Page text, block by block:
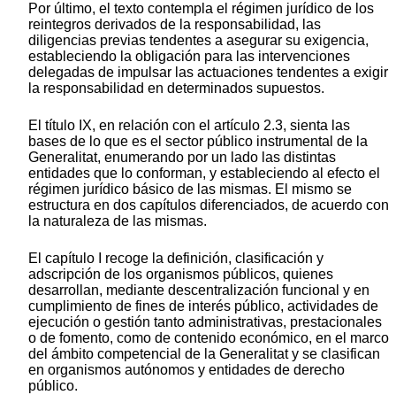
Por último, el texto contempla el régimen jurídico de los
reintegros derivados de la responsabilidad, las
diligencias previas tendentes a asegurar su exigencia,
estableciendo la obligación para las intervenciones
delegadas de impulsar las actuaciones tendentes a exigir
la responsabilidad en determinados supuestos.
El título IX, en relación con el artículo 2.3, sienta las
bases de lo que es el sector público instrumental de la
Generalitat, enumerando por un lado las distintas
entidades que lo conforman, y estableciendo al efecto el
régimen jurídico básico de las mismas. El mismo se
estructura en dos capítulos diferenciados, de acuerdo con
la naturaleza de las mismas.
El capítulo I recoge la definición, clasificación y
adscripción de los organismos públicos, quienes
desarrollan, mediante descentralización funcional y en
cumplimiento de fines de interés público, actividades de
ejecución o gestión tanto administrativas, prestacionales
o de fomento, como de contenido económico, en el marco
del ámbito competencial de la Generalitat y se clasifican
en organismos autónomos y entidades de derecho
público.